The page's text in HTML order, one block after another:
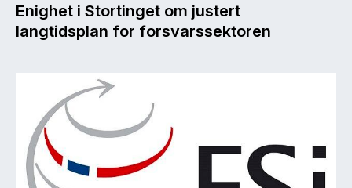
Enighet i Stortinget om justert
langtidsplan for forsvarssektoren